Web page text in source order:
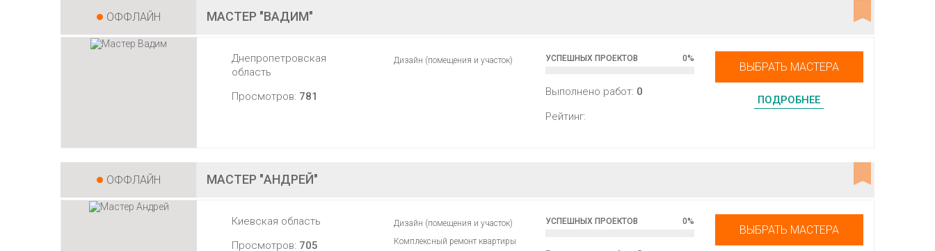
ОФФЛАЙН МАСТЕР "ВАДИМ"
Днепропетровская
область
Просмотров: 781
Дизайн (помещения и участок) УСПЕШНЫХ ПРОЕКТОВ 0%
Выполнено работ: 0
Рейтинг:
ВЫБРАТЬ МАСТЕРА
ПОДРОБНЕЕ
ОФФЛАЙН МАСТЕР "АНДРЕЙ"
Киевская область
Просмотров: 705
Дизайн (помещения и участок)
Комплексный ремонт квартиры
УСПЕШНЫХ ПРОЕКТОВ 0%
ВЫБРАТЬ МАСТЕРА